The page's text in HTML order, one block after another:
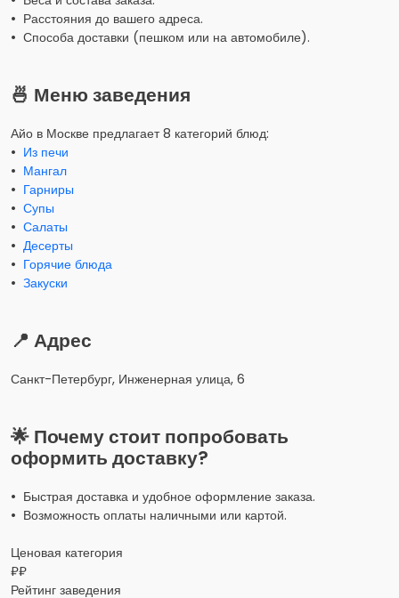
• Расстояния до вашего адреса.
• Способа доставки (пешком или на автомобиле).
🍜 Меню заведения
Айо в Москве предлагает 8 категорий блюд:
• Из печи
• Мангал
• Гарниры
• Супы
• Салаты
• Десерты
• Горячие блюда
• Закуски
📍 Адрес
Санкт-Петербург, Инженерная улица, 6
🌟 Почему стоит попробовать
оформить доставку?
• Быстрая доставка и удобное оформление заказа.
• Возможность оплаты наличными или картой.
Ценовая категория
₽₽
Рейтинг заведения